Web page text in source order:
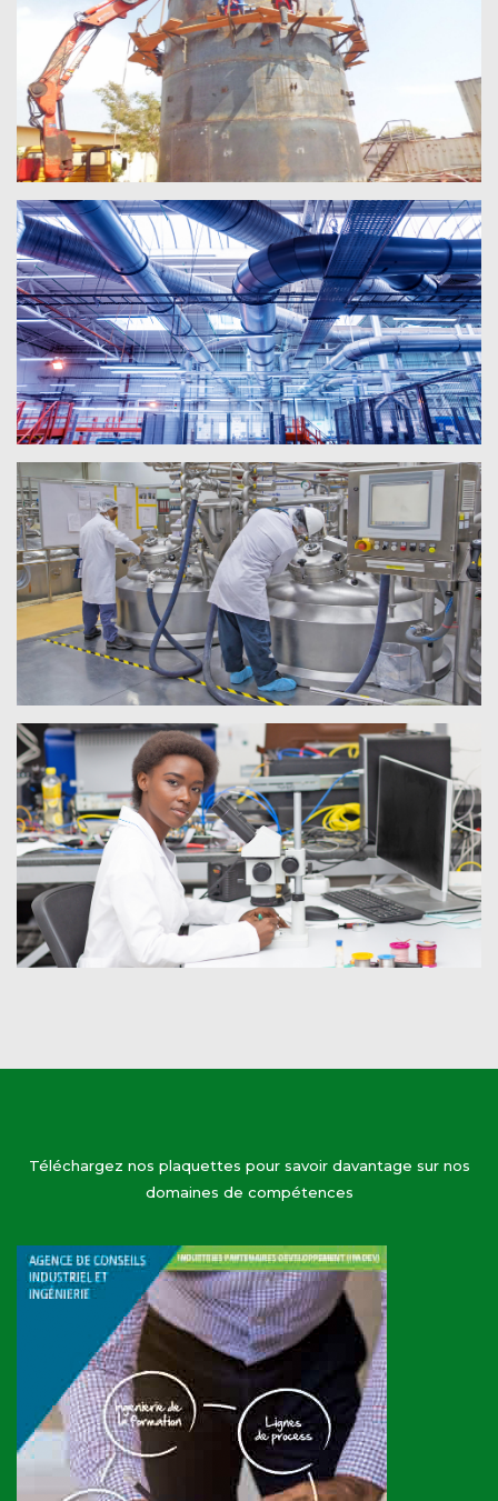
Téléchargez nos plaquettes pour savoir davantage sur nos
domaines de compétences